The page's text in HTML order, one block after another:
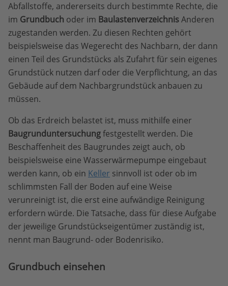
Abfallstoffe, andererseits durch bestimmte Rechte, die
im Grundbuch oder im BaulastenverzeichnisAnderen
zugestanden werden. Zu diesen Rechten gehört
beispielsweise das Wegerecht des Nachbarn, der dann
einen Teil des Grundstücks als Zufahrt für sein eigenes
Grundstück nutzen darf oder die Verpflichtung, an das
Gebäude auf dem Nachbargrundstück anbauen zu
müssen.
Ob das Erdreich belastet ist, muss mithilfe einer
Baugrunduntersuchungfestgestellt werden. Die
Beschaffenheit des Baugrundes zeigt auch, ob
beispielsweise eine Wasserwärmepumpe eingebaut
werden kann, ob ein Keller sinnvoll ist oder ob im
schlimmsten Fall der Boden auf eine Weise
verunreinigt ist, die erst eine aufwändige Reinigung
erfordern würde. Die Tatsache, dass für diese Aufgabe
der jeweilige Grundstückseigentümer zuständig ist,
nennt man Baugrund- oder Bodenrisiko.
Grundbuch einsehen